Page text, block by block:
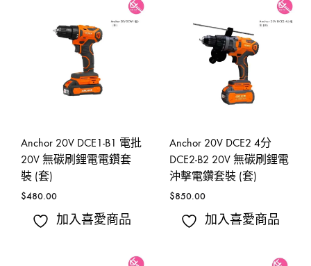
Anchor 20V DCE1-B1 電批
20V 無碳刷鋰電電鑽套
裝 (套)
$480.00
加入喜愛商品
Anchor 20V DCE2 4分
DCE2-B2 20V 無碳刷鋰電
沖擊電鑽套裝 (套)
$850.00
加入喜愛商品